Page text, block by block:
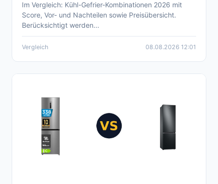
Aktueller Kühl-Gefrier-Kombination
Vergleich 2026
Im Vergleich: Kühl-Gefrier-Kombinationen 2026 mit
Score, Vor- und Nachteilen sowie Preisübersicht.
Berücksichtigt werden...
Vergleich 08.08.2026 12:01